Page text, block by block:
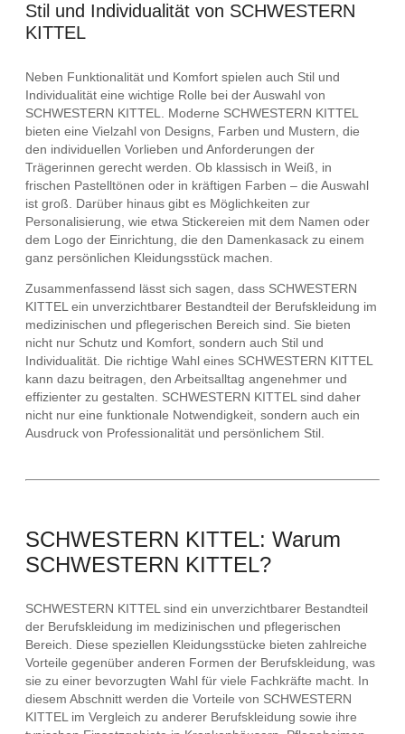
Stil und Individualität von SCHWESTERN
KITTEL
Neben Funktionalität und Komfort spielen auch Stil und
Individualität eine wichtige Rolle bei der Auswahl von
SCHWESTERN KITTEL. Moderne SCHWESTERN KITTEL
bieten eine Vielzahl von Designs, Farben und Mustern, die
den individuellen Vorlieben und Anforderungen der
Trägerinnen gerecht werden. Ob klassisch in Weiß, in
frischen Pastelltönen oder in kräftigen Farben – die Auswahl
ist groß. Darüber hinaus gibt es Möglichkeiten zur
Personalisierung, wie etwa Stickereien mit dem Namen oder
dem Logo der Einrichtung, die den Damenkasack zu einem
ganz persönlichen Kleidungsstück machen.
Zusammenfassend lässt sich sagen, dass SCHWESTERN
KITTEL ein unverzichtbarer Bestandteil der Berufskleidung im
medizinischen und pflegerischen Bereich sind. Sie bieten
nicht nur Schutz und Komfort, sondern auch Stil und
Individualität. Die richtige Wahl eines SCHWESTERN KITTEL
kann dazu beitragen, den Arbeitsalltag angenehmer und
effizienter zu gestalten. SCHWESTERN KITTEL sind daher
nicht nur eine funktionale Notwendigkeit, sondern auch ein
Ausdruck von Professionalität und persönlichem Stil.
SCHWESTERN KITTEL: Warum
SCHWESTERN KITTEL?
SCHWESTERN KITTEL sind ein unverzichtbarer Bestandteil
der Berufskleidung im medizinischen und pflegerischen
Bereich. Diese speziellen Kleidungsstücke bieten zahlreiche
Vorteile gegenüber anderen Formen der Berufskleidung, was
sie zu einer bevorzugten Wahl für viele Fachkräfte macht. In
diesem Abschnitt werden die Vorteile von SCHWESTERN
KITTEL im Vergleich zu anderer Berufskleidung sowie ihre